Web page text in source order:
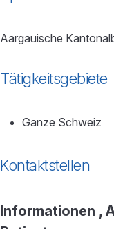
Aargauische
Tätigkeitsgebiete
Ganze Schweiz
Kontaktstellen
Informationen ,